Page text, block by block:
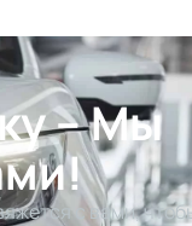
– Мы
с вами,